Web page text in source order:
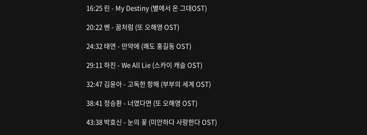
16:25 린 - My Destiny (별에서 온 그대OST)
20:22 벤 - 꿈처럼 (또 오해영 OST)
24:32 태연 - 만약에 (쾌도 홍길동 OST)
29:11 하진 - We All Lie (스카이 캐슬 OST)
32:47 김윤아 - 고독한 항해 (부부의 세계 OST)
38:41 정승환 - 너였다면 (또 오해영 OST)
43:38 박효신 - 눈의 꽃 (미안하다 사랑한다 OST)